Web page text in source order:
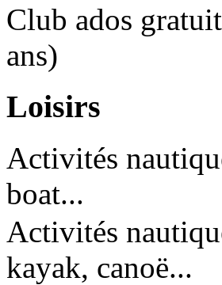
Club ados
ans)
Loisirs
Activités
boat...
Activités
kayak, canoë...